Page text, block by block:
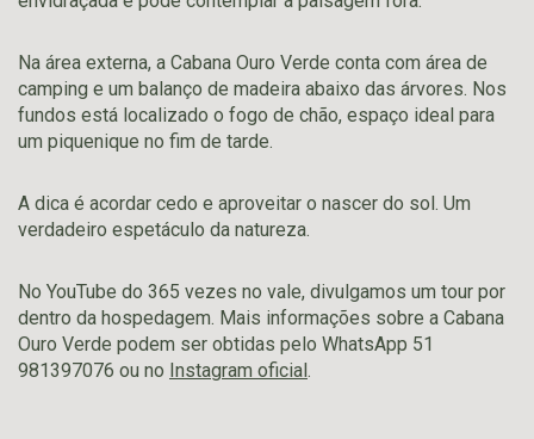
Na área externa, a Cabana Ouro Verde conta com área de
camping e um balanço de madeira abaixo das árvores. Nos
fundos está localizado o fogo de chão, espaço ideal para
um piquenique no fim de tarde.
A dica é acordar cedo e aproveitar o nascer do sol. Um
verdadeiro espetáculo da natureza.
No YouTube do 365 vezes no vale, divulgamos um tour por
dentro da hospedagem. Mais informações sobre a Cabana
Ouro Verde podem ser obtidas pelo WhatsApp 51
981397076 ou no Instagram oficial .